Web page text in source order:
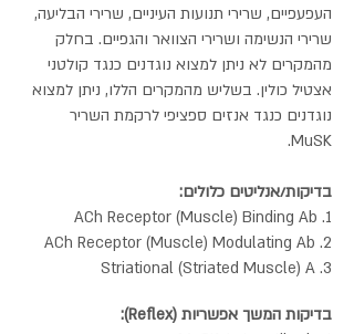
העפעפיים, שרירי תנועות העיניים, שרירי הבליעה,
שרירי הנשימה ושרירי הצוואר והגפיים. בחלק
מהמקרים לא ניתן למצוא נוגדנים כנגד קולטני
אצטיל כולין. בשליש מהמקרים הללו, ניתן למצוא
נוגדנים כנגד אנזים ספציפי לרקמת השריר
MuSK.
בדיקות/אנליטים כלולים:
1. ACh Receptor (Muscle) Binding Ab
2. ACh Receptor (Muscle) Modulating Ab
3. Striational (Striated Muscle) A
בדיקות המשך אפשריות (Reflex):